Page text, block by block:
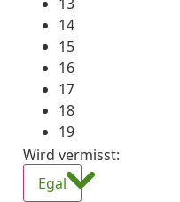
14
15
16
17
18
19
Wird vermisst:
Egal